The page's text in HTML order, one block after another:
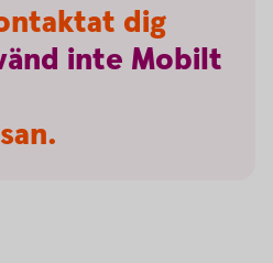
dig
inte Mobilt